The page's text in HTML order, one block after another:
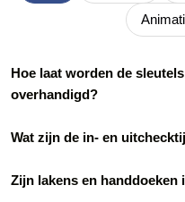
Hoe laat worden de
overhandigd?
Wat zijn de in- en
Zijn lakens en handdoeken